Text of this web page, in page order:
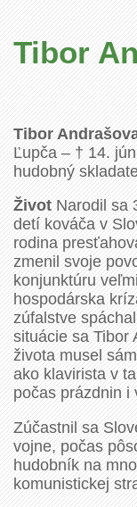
Tibor
Tibor
Ľupča – † 14.
hudobný
ŽivotNarodil sa
detí kováča v
rodina
zmenil svoje
konjunktúru
hospodárska
zúfalstve
situácie sa Tibor
života musel
ako klavirista v
počas prázdnin i
Zúčastnil sa
vojne, počas
hudobník na
komunistickej